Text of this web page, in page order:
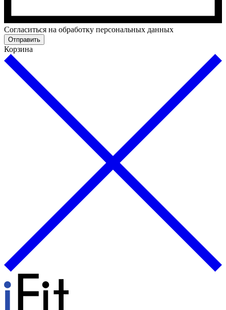
Cогласиться на обработку персональных данных
Отправить
Корзина